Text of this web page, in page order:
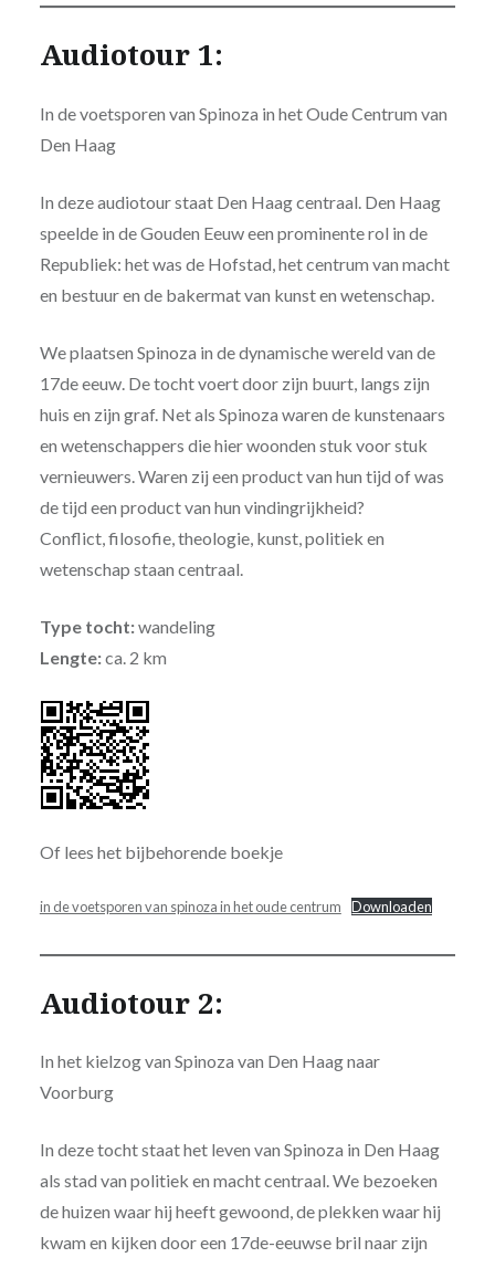
Audiotour 1:
In de voetsporen van Spinoza in het Oude Centrum van
Den Haag
In deze audiotour staat Den Haag centraal. Den Haag
speelde in de Gouden Eeuw een prominente rol in de
Republiek: het was de Hofstad, het centrum van macht
en bestuur en de bakermat van kunst en wetenschap.
We plaatsen Spinoza in de dynamische wereld van de
17de eeuw. De tocht voert door zijn buurt, langs zijn
huis en zijn graf. Net als Spinoza waren de kunstenaars
en wetenschappers die hier woonden stuk voor stuk
vernieuwers. Waren zij een product van hun tijd of was
de tijd een product van hun vindingrijkheid?
Conflict, filosofie, theologie, kunst, politiek en
wetenschap staan centraal.
Type tocht:wandeling
Lengte:ca. 2 km
Of lees het bijbehorende boekje
in de voetsporen van spinoza in het oude centrum Downloaden
Audiotour 2:
In het kielzog van Spinoza van Den Haag naar
Voorburg
In deze tocht staat het leven van Spinoza in Den Haag
als stad van politiek en macht centraal. We bezoeken
de huizen waar hij heeft gewoond, de plekken waar hij
kwam en kijken door een 17de-eeuwse bril naar zijn